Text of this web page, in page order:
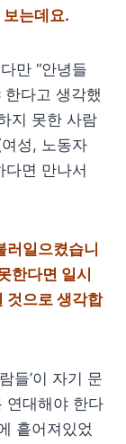
는데요.
만 “안녕들
다고 생각했
지 못한 사람
성, 노동자
면 만나서
러일으켰습니
한다면 일시
것으로 생각합
들’이 자기 문
연대해야 한다
흩어져있었